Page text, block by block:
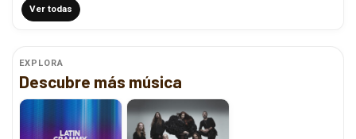
Ver todas
EXPLORA
Descubre más música